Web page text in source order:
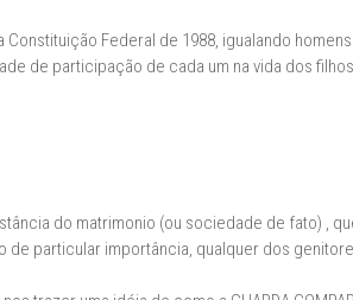
Federal de 1988, igualando
de participação de cada um na vida dos
do matrimonio (ou sociedade de fato) ,
particular importância, qualquer dos